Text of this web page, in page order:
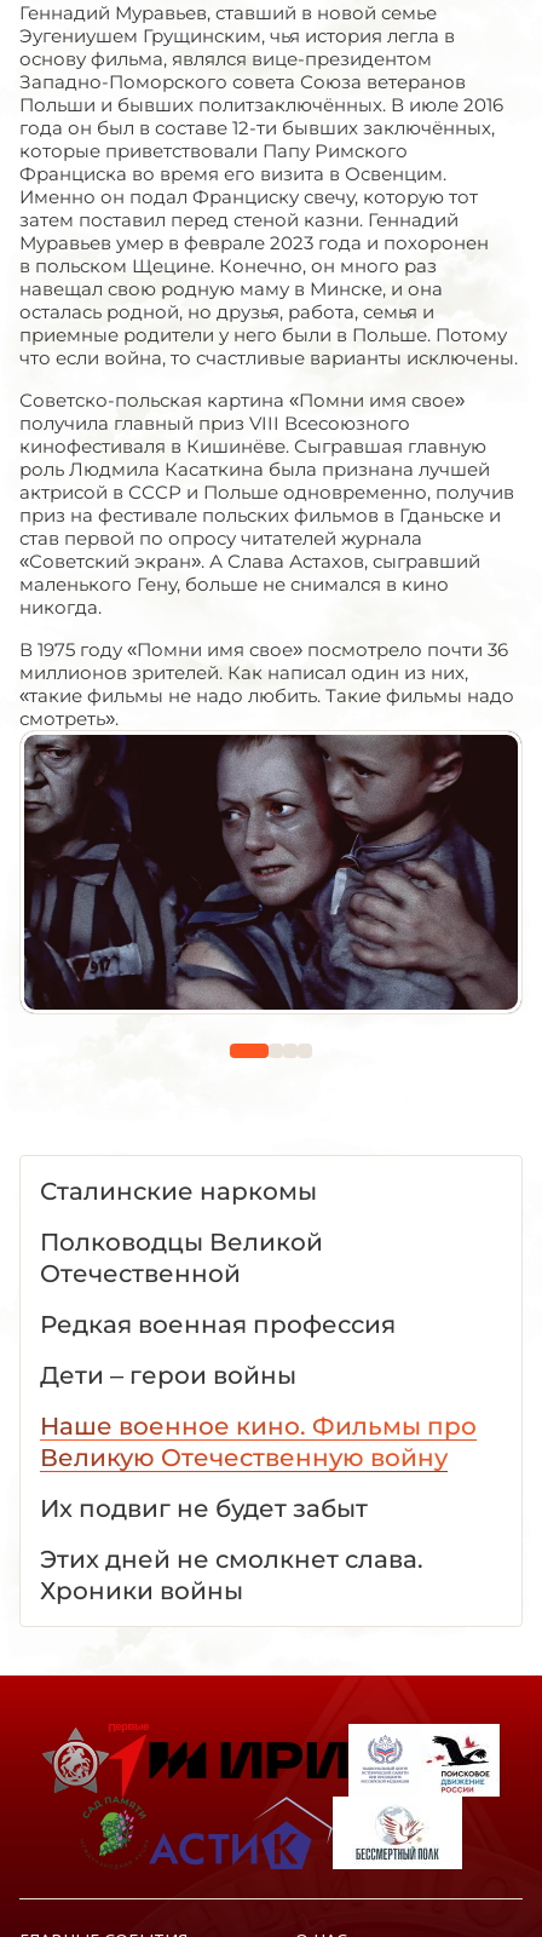
Геннадий Муравьев, ставший в новой семье
Эугениушем Грущинским, чья история легла в
основу фильма, являлся вице-президентом
Западно-Поморского совета Союза ветеранов
Польши и бывших политзаключённых. В июле 2016
года он был в составе 12-ти бывших заключённых,
которые приветствовали Папу Римского
Франциска во время его визита в Освенцим.
Именно он подал Франциску свечу, которую тот
затем поставил перед стеной казни. Геннадий
Муравьев умер в феврале 2023 года и похоронен
в польском Щецине. Конечно, он много раз
навещал свою родную маму в Минске, и она
осталась родной, но друзья, работа, семья и
приемные родители у него были в Польше. Потому
что если война, то счастливые варианты исключены.
Советско-польская картина «Помни имя свое»
получила главный приз VIII Всесоюзного
кинофестиваля в Кишинёве. Сыгравшая главную
роль Людмила Касаткина была признана лучшей
актрисой в СССР и Польше одновременно, получив
приз на фестивале польских фильмов в Гданьске и
став первой по опросу читателей журнала
«Советский экран». А Слава Астахов, сыгравший
маленького Гену, больше не снимался в кино
никогда.
В 1975 году «Помни имя свое» посмотрело почти 36
миллионов зрителей. Как написал один из них,
«такие фильмы не надо любить. Такие фильмы надо
смотреть».
Сталинские наркомы
Полководцы Великой
Отечественной
Редкая военная профессия
Дети – герои войны
Наше военное кино. Фильмы про
Великую Отечественную войну
Их подвиг не будет забыт
Этих дней не смолкнет слава.
Хроники войны